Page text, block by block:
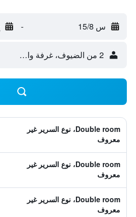
س 15/8 -
2 من الضيوف، غرفة واحدة
Double room، نوع السرير غير
معروف
Double room، نوع السرير غير
معروف
Double room، نوع السرير غير
معروف